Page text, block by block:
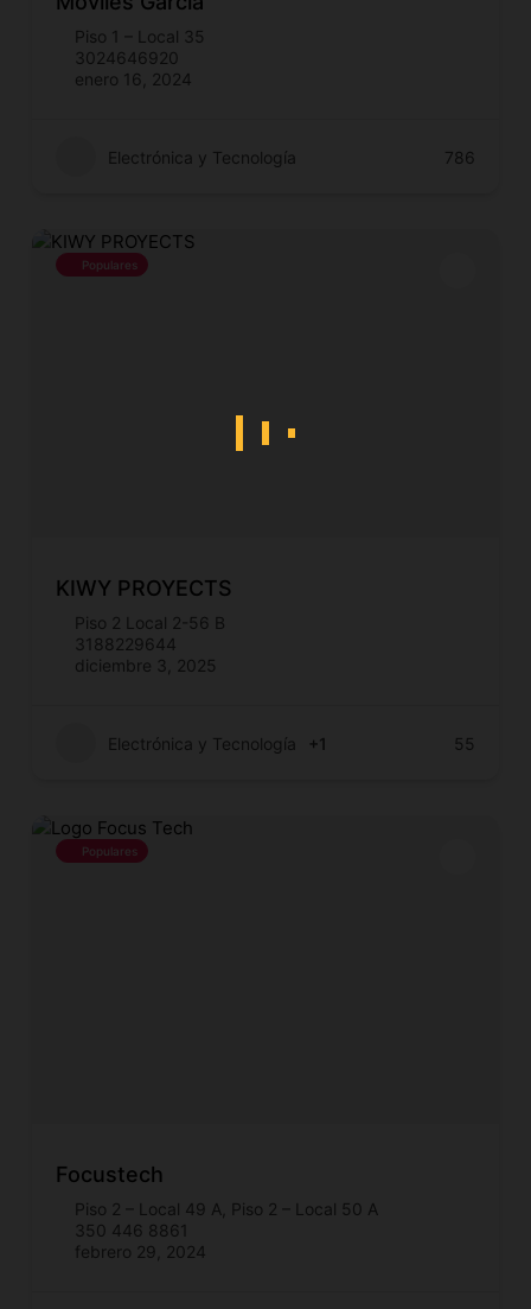
Piso 1 – Local 35
3024646920
enero 16, 2024
Electrónica y Tecnología 786
Populares
KIWY PROYECTS
Piso 2 Local 2-56 B
3188229644
diciembre 3, 2025
Electrónica y Tecnología +1 55
Populares
Focustech
Piso 2 – Local 49 A
Piso 2 – Local 50 A
350 446 8861
febrero 29, 2024